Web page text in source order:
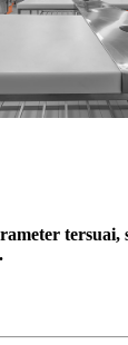
tersuai,